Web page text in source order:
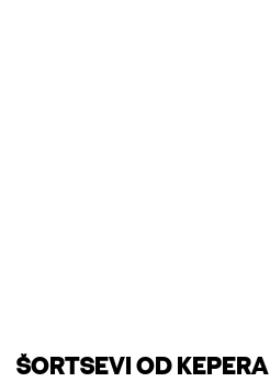
ŠORTSEVI OD KEPERA